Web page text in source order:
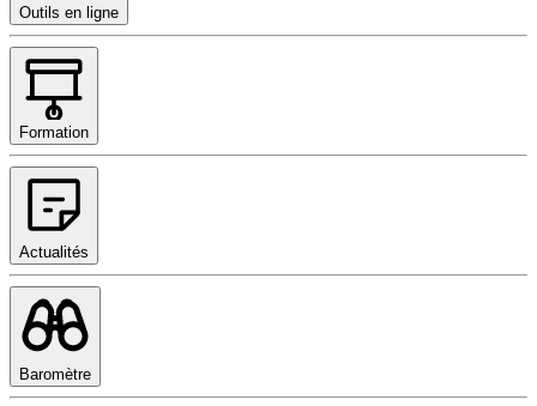
Outils en ligne
Formation
Actualités
Baromètre